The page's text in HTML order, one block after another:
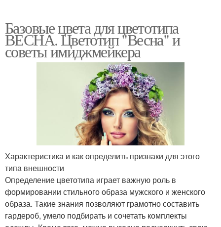
Базовые цвета для цветотипа
ВЕСНА. Цветотип "Весна" и
советы имиджмейкера
Характеристика и как определить признаки для этого
типа внешности
Определение цветотипа играет важную роль в
формировании стильного образа мужского и женского
образа. Такие знания позволяют грамотно составить
гардероб, умело подбирать и сочетать комплекты